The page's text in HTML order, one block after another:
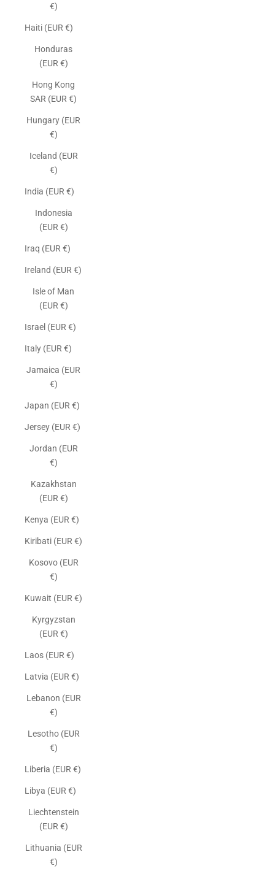
€)
Haiti (EUR €)
Honduras
(EUR €)
Hong Kong
SAR (EUR €)
Hungary (EUR
€)
Iceland (EUR
€)
India (EUR €)
Indonesia
(EUR €)
Iraq (EUR €)
Ireland (EUR €)
Isle of Man
(EUR €)
Israel (EUR €)
Italy (EUR €)
Jamaica (EUR
€)
Japan (EUR €)
Jersey (EUR €)
Jordan (EUR
€)
Kazakhstan
(EUR €)
Kenya (EUR €)
Kiribati (EUR €)
Kosovo (EUR
€)
Kuwait (EUR €)
Kyrgyzstan
(EUR €)
Laos (EUR €)
Latvia (EUR €)
Lebanon (EUR
€)
Lesotho (EUR
€)
Liberia (EUR €)
Libya (EUR €)
Liechtenstein
(EUR €)
Lithuania (EUR
€)